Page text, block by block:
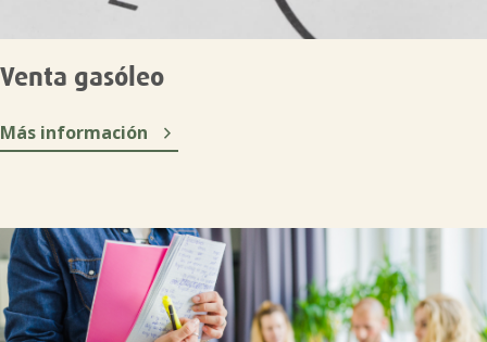
Venta gasóleo
Más información 